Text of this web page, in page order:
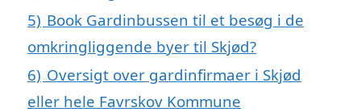
5) Book Gardinbussen til et besøg i de
omkringliggende byer til Skjød?
6) Oversigt over gardinfirmaer i Skjød
eller hele Favrskov Kommune